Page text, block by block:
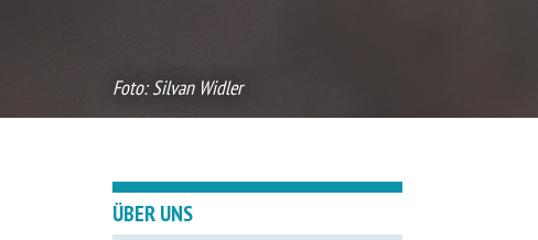
Foto: Silvan Widler
ÜBER UNS